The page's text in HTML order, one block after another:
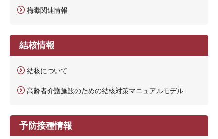
梅毒関連情報
結核情報
結核について
高齢者介護施設のための結核対策マニュアルモデル
予防接種情報